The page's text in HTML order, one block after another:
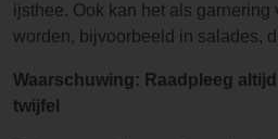
ijsthee. Ook kan het als garnering
worden, bijvoorbeeld in salades,
Waarschuwing: Raadpleeg
twijfel